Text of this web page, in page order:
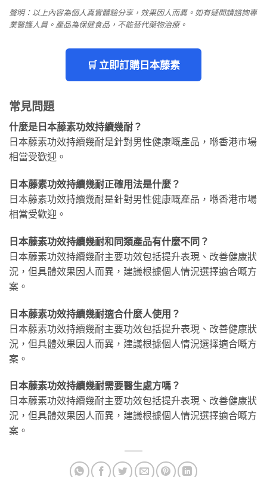
聲明：以上內容為個人真實體驗分享，效果因人而異。如有疑問請諮詢專
業醫護人員。產品為保健食品，不能替代藥物治療。
🛒 立即訂購日本藤素
常見問題
什麼是日本藤素功效持續幾耐？
日本藤素功效持續幾耐是針對男性健康嘅產品，喺香港市場
相當受歡迎。
日本藤素功效持續幾耐正確用法是什麼？
日本藤素功效持續幾耐是針對男性健康嘅產品，喺香港市場
相當受歡迎。
日本藤素功效持續幾耐和同類產品有什麼不同？
日本藤素功效持續幾耐主要功效包括提升表現、改善健康狀
況，但具體效果因人而異，建議根據個人情況選擇適合嘅方
案。
日本藤素功效持續幾耐適合什麼人使用？
日本藤素功效持續幾耐主要功效包括提升表現、改善健康狀
況，但具體效果因人而異，建議根據個人情況選擇適合嘅方
案。
日本藤素功效持續幾耐需要醫生處方嗎？
日本藤素功效持續幾耐主要功效包括提升表現、改善健康狀
況，但具體效果因人而異，建議根據個人情況選擇適合嘅方
案。